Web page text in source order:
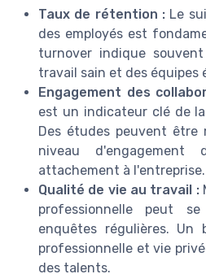
Taux de rétention : Le
des employés est
turnover indique
travail sain et des équipes
Engagement des
est un indicateur clé de
Des études peuvent être
niveau
attachement à l'entreprise.
Qualité de vie au travail :
professionnelle peut
enquêtes régulières. Un
professionnelle et vie
des talents.